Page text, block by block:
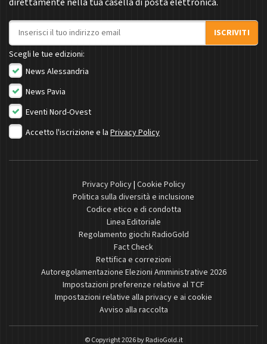
Indirizzo email
ISCRIVITI
Scegli le tue edizioni:
News Alessandria
News Pavia
Eventi Nord-Ovest
Accetto l'iscrizione e la Privacy Policy
Privacy Policy| Cookie Policy
Politica sulla diversità e inclusione
Codice etico e di condotta
Linea Editoriale
Regolamento giochi RadioGold
Fact Check
Rettifica e correzioni
Autoregolamentazione Elezioni Amministrative 2026
Impostazioni preferenze relative al TCF
Impostazioni relative alla privacy e ai cookie
Avviso alla raccolta
© Copyright 2026 byRadioGold.it